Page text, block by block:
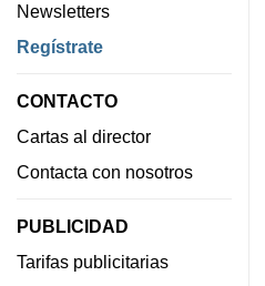
Newsletters
Regístrate
CONTACTO
Cartas al director
Contacta con nosotros
PUBLICIDAD
Tarifas publicitarias